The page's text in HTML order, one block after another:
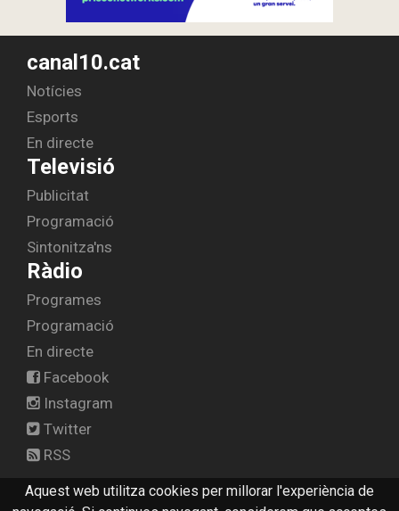
Aquest web utilitza cookies per millorar l'experiència de
canal10.cat
Notícies
Esports
En directe
Televisió
Publicitat
Programació
Sintonitza'ns
Ràdio
Programes
Programació
En directe
Facebook
Instagram
Twitter
RSS